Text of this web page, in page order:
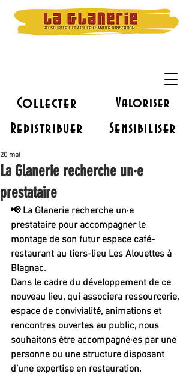
Collecter Valoriser
Redistribuer Sensibiliser
La Glanerie recherche un·e
prestataire
20 mai
📢 La Glanerie recherche un·e
prestataire pour accompagner le
montage de son futur espace café-
restaurant au tiers-lieu Les Alouettes à
Blagnac.
Dans le cadre du développement de ce
nouveau lieu, qui associera ressourcerie,
espace de convivialité, animations et
rencontres ouvertes au public, nous
souhaitons être accompagné·es par une
personne ou une structure disposant
d’une expertise en restauration.